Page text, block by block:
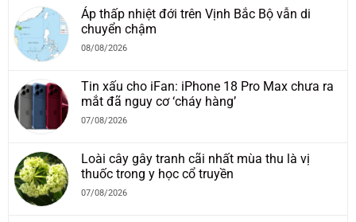
Áp thấp nhiệt đới trên Vịnh Bắc Bộ vẫn di
chuyển chậm
08/08/2026
Tin xấu cho iFan: iPhone 18 Pro Max chưa ra
mắt đã nguy cơ ‘cháy hàng’
07/08/2026
Loài cây gây tranh cãi nhất mùa thu là vị
thuốc trong y học cổ truyền
07/08/2026